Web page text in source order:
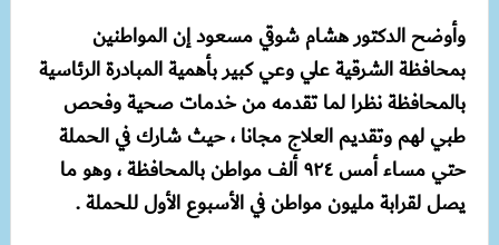
وأوضح الدكتور هشام شوقي مسعود إن المواطنين
بمحافظة الشرقية علي وعي كبير بأهمية المبادرة الرئاسية
بالمحافظة نظرا لما تقدمه من خدمات صحية وفحص
طبي لهم وتقديم العلاج مجانا ، حيث شارك في الحملة
حتي مساء أمس ٩٢٤ ألف مواطن بالمحافظة ، وهو ما
يصل لقرابة مليون مواطن في الأسبوع الأول للحملة .